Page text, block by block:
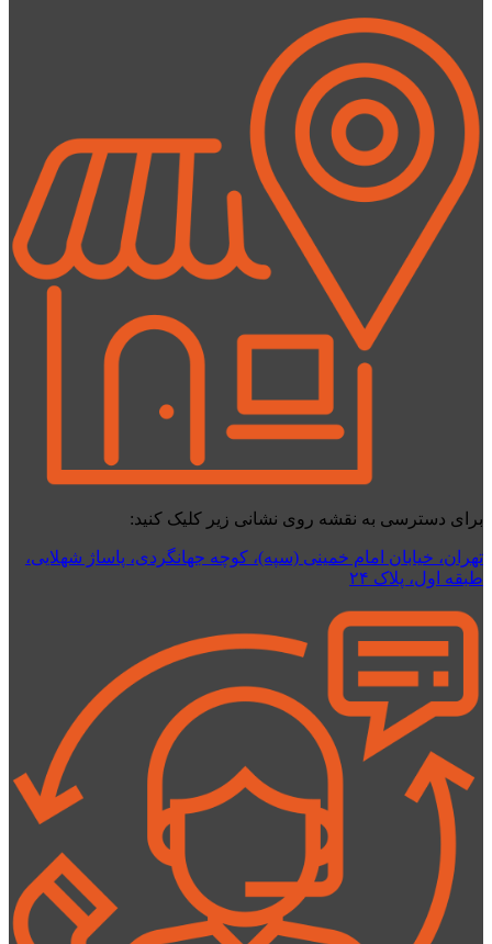
برای دسترسی به نقشه روی نشانی زیر کلیک کنید:
تهران، خیابان امام خمینی (سپه)، کوچه جهانگردی،‌ پاساژ شهلایی،
طبقه اول، پلاک ۲۴